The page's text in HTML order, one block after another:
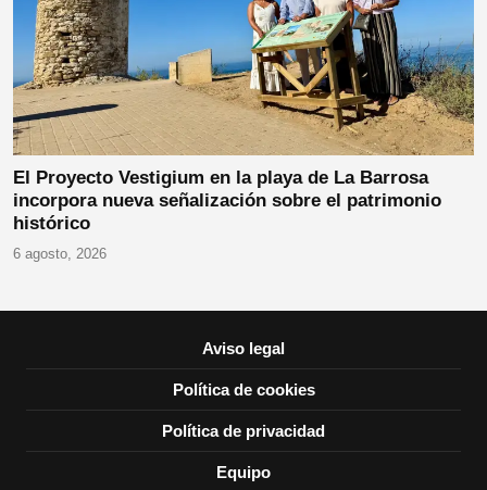
El Proyecto Vestigium en la playa de La Barrosa
incorpora nueva señalización sobre el patrimonio
histórico
6 agosto, 2026
Aviso legal
Política de cookies
Política de privacidad
Equipo